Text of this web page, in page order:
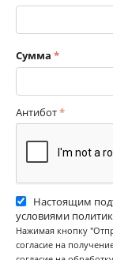
Сумма
Антибот
Настоящим
условиями
Нажимая кнопку
согласие на